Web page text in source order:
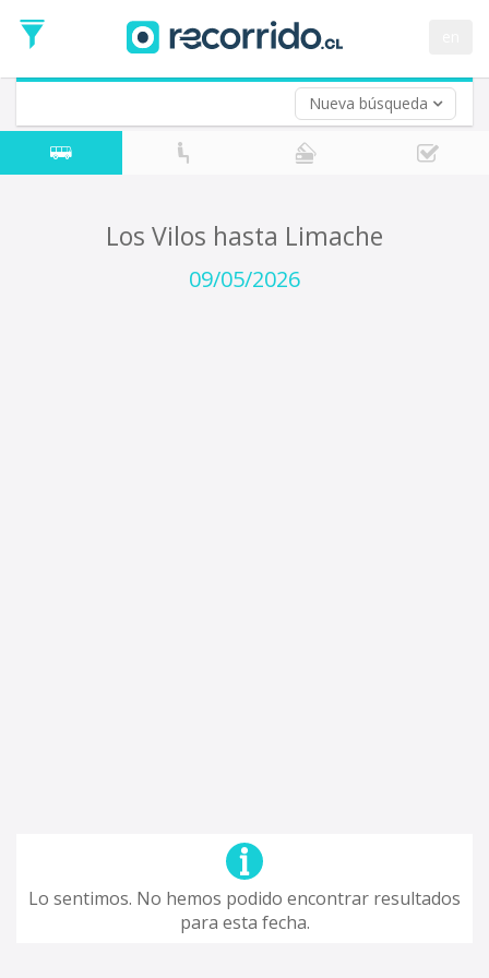
Nueva búsqueda
de
Ida
Vuelta (opcional)
Fecha
de
Los Vilos hasta Limache
09/05/2026
Lo sentimos. No hemos podido encontrar resultados
para esta fecha.